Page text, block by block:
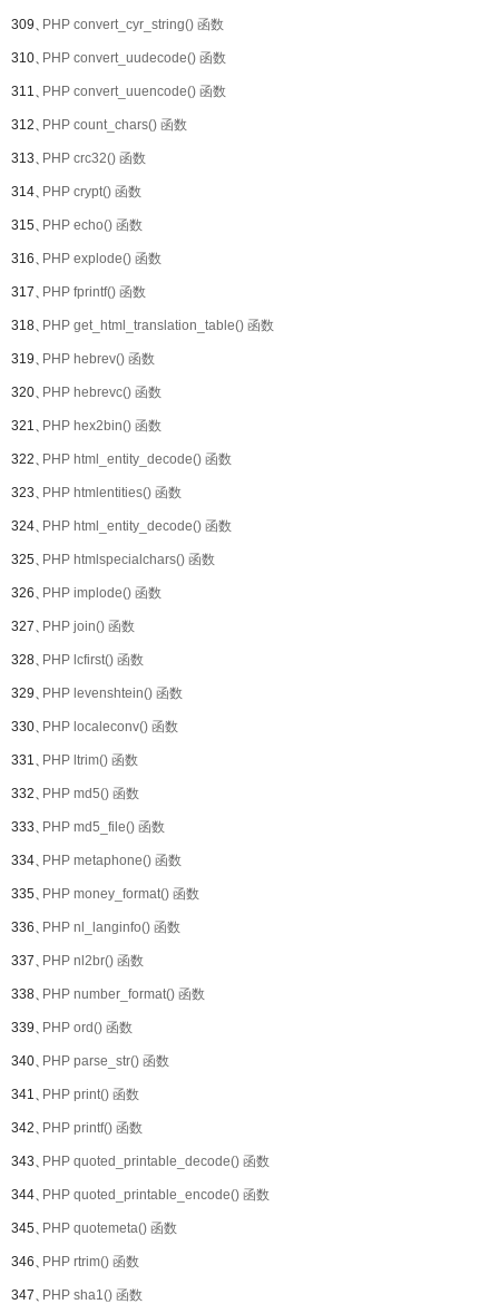
309、PHP convert_cyr_string() 函数
310、PHP convert_uudecode() 函数
311、PHP convert_uuencode() 函数
312、PHP count_chars() 函数
313、PHP crc32() 函数
314、PHP crypt() 函数
315、PHP echo() 函数
316、PHP explode() 函数
317、PHP fprintf() 函数
318、PHP get_html_translation_table() 函数
319、PHP hebrev() 函数
320、PHP hebrevc() 函数
321、PHP hex2bin() 函数
322、PHP html_entity_decode() 函数
323、PHP htmlentities() 函数
324、PHP html_entity_decode() 函数
325、PHP htmlspecialchars() 函数
326、PHP implode() 函数
327、PHP join() 函数
328、PHP lcfirst() 函数
329、PHP levenshtein() 函数
330、PHP localeconv() 函数
331、PHP ltrim() 函数
332、PHP md5() 函数
333、PHP md5_file() 函数
334、PHP metaphone() 函数
335、PHP money_format() 函数
336、PHP nl_langinfo() 函数
337、PHP nl2br() 函数
338、PHP number_format() 函数
339、PHP ord() 函数
340、PHP parse_str() 函数
341、PHP print() 函数
342、PHP printf() 函数
343、PHP quoted_printable_decode() 函数
344、PHP quoted_printable_encode() 函数
345、PHP quotemeta() 函数
346、PHP rtrim() 函数
347、PHP sha1() 函数